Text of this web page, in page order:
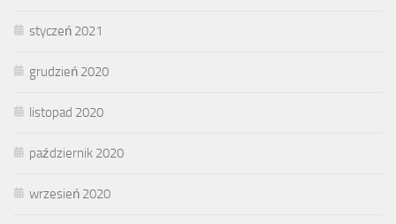
styczeń 2021
grudzień 2020
listopad 2020
październik 2020
wrzesień 2020